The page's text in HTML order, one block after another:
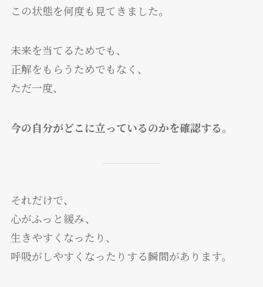
この状態を何度も見てきました。
未来を当てるためでも、
正解をもらうためでもなく、
ただ一度、
今の自分がどこに立っているのかを確認する。
それだけで、
心がふっと緩み、
生きやすくなったり、
呼吸がしやすくなったりする瞬間があります。